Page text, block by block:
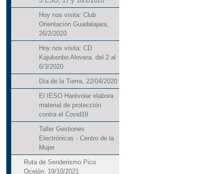
Hoy nos visita: Club
Orientación Guadalajara,
26/2/2020
Hoy nos visita: CD
Kajukenbo Alovera, del 2 al
6/3/2020
Día de la Tierra, 22/04/2020
El IESO Harévolar elabora
material de protección
contra el Covid19
Taller Gestiones
Electrónicas - Centro de la
Mujer
Ruta de Senderismo Pico
Ocejón, 19/10/2021